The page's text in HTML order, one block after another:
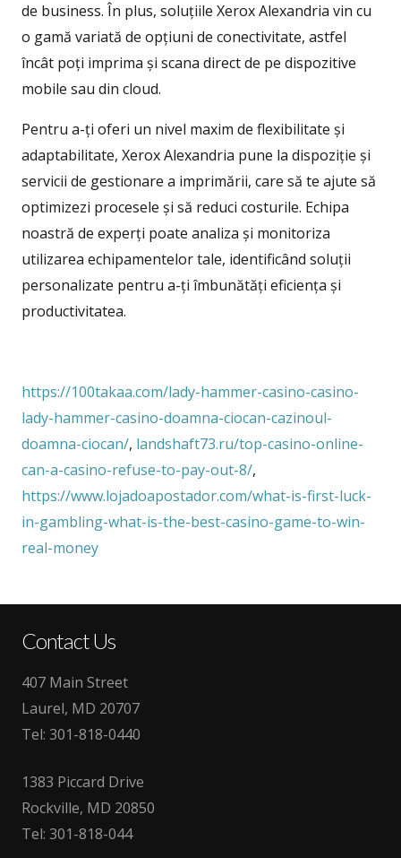
de business. În plus, soluțiile Xerox Alexandria vin cu
o gamă variată de opțiuni de conectivitate, astfel
încât poți imprima și scana direct de pe dispozitive
mobile sau din cloud.
Pentru a-ți oferi un nivel maxim de flexibilitate și
adaptabilitate, Xerox Alexandria pune la dispoziție și
servicii de gestionare a imprimării, care să te ajute să
optimizezi procesele și să reduci costurile. Echipa
noastră de experți poate analiza și monitoriza
utilizarea echipamentelor tale, identificând soluții
personalizate pentru a-ți îmbunătăți eficiența și
productivitatea.
https://100takaa.com/lady-hammer-casino-casino-
lady-hammer-casino-doamna-ciocan-cazinoul-
doamna-ciocan/, landshaft73.ru/top-casino-online-
can-a-casino-refuse-to-pay-out-8/,
https://www.lojadoapostador.com/what-is-first-luck-
in-gambling-what-is-the-best-casino-game-to-win-
real-money
Contact Us
407 Main Street
Laurel, MD 20707
Tel: 301-818-0440
1383 Piccard Drive
Rockville, MD 20850
Tel: 301-818-044